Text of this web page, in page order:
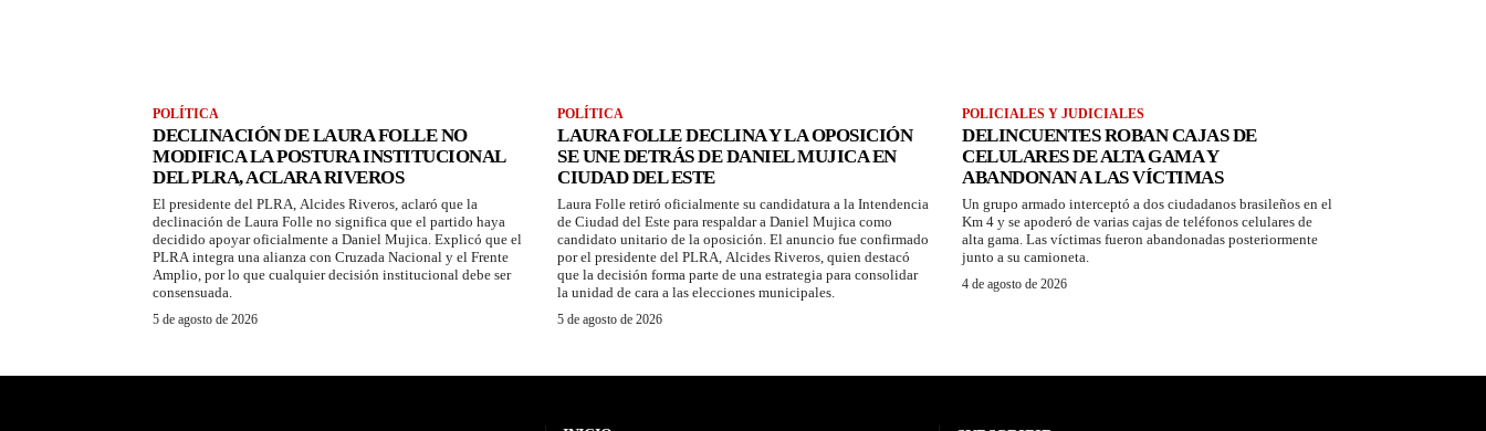
POLÍTICA
DECLINACIÓN DE LAURA FOLLE NO
MODIFICA LA POSTURA INSTITUCIONAL
DEL PLRA, ACLARA RIVEROS
El presidente del PLRA, Alcides Riveros, aclaró que la
declinación de Laura Folle no significa que el partido haya
decidido apoyar oficialmente a Daniel Mujica. Explicó que el
PLRA integra una alianza con Cruzada Nacional y el Frente
Amplio, por lo que cualquier decisión institucional debe ser
consensuada.
5 de agosto de 2026
POLÍTICA
LAURA FOLLE DECLINA Y LA OPOSICIÓN
SE UNE DETRÁS DE DANIEL MUJICA EN
CIUDAD DEL ESTE
Laura Folle retiró oficialmente su candidatura a la Intendencia
de Ciudad del Este para respaldar a Daniel Mujica como
candidato unitario de la oposición. El anuncio fue confirmado
por el presidente del PLRA, Alcides Riveros, quien destacó
que la decisión forma parte de una estrategia para consolidar
la unidad de cara a las elecciones municipales.
5 de agosto de 2026
POLICIALES Y JUDICIALES
DELINCUENTES ROBAN CAJAS DE
CELULARES DE ALTA GAMA Y
ABANDONAN A LAS VÍCTIMAS
Un grupo armado interceptó a dos ciudadanos brasileños en el
Km 4 y se apoderó de varias cajas de teléfonos celulares de
alta gama. Las víctimas fueron abandonadas posteriormente
junto a su camioneta.
4 de agosto de 2026